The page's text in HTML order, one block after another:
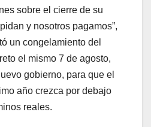
sobre el cierre de su
y nosotros pagamos”,
un congelamiento del
el mismo 7 de agosto,
gobierno, para que el
año crezca por debajo
reales.